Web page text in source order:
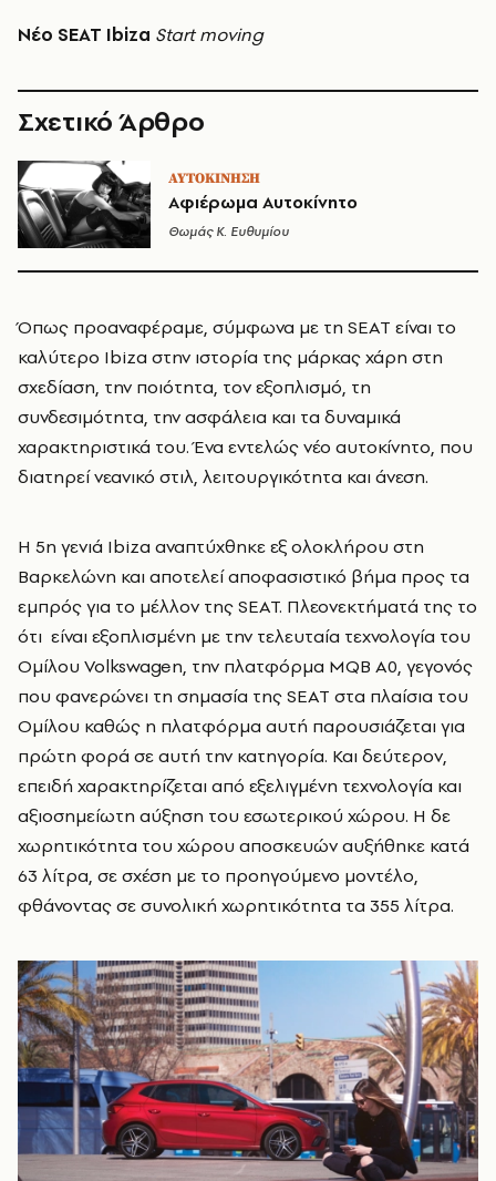
Nέο SEAT Ibiza Start moving
Σχετικό Άρθρο
ΑΥΤΟΚΙΝΗΣΗ
Αφιέρωμα Αυτοκίνητο
Θωμάς K. Ευθυμίου
Όπως προαναφέραμε, σύμφωνα με τη SEAT είναι το
καλύτερο Ibiza στην ιστορία της μάρκας χάρη στη
σχεδίαση, την ποιότητα, τον εξοπλισμό, τη
συνδεσιμότητα, την ασφάλεια και τα δυναμικά
χαρακτηριστικά του. Ένα εντελώς νέο αυτοκίνητο, που
διατηρεί νεανικό στιλ, λειτουργικότητα και άνεση.
Η 5η γενιά Ibiza αναπτύχθηκε εξ ολοκλήρου στη
Βαρκελώνη και αποτελεί αποφασιστικό βήμα προς τα
εμπρός για το μέλλον της SEAT. Πλεονεκτήματά της το
ότι είναι εξοπλισμένη με την τελευταία τεχνολογία του
Ομίλου Volkswagen, την πλατφόρμα MQB A0, γεγονός
που φανερώνει τη σημασία της SEAT στα πλαίσια του
Ομίλου καθώς η πλατφόρμα αυτή παρουσιάζεται για
πρώτη φορά σε αυτή την κατηγορία. Και δεύτερον,
επειδή χαρακτηρίζεται από εξελιγμένη τεχνολογία και
αξιοσημείωτη αύξηση του εσωτερικού χώρου. Η δε
χωρητικότητα του χώρου αποσκευών αυξήθηκε κατά
63 λίτρα, σε σχέση με το προηγούμενο μοντέλο,
φθάνοντας σε συνολική χωρητικότητα τα 355 λίτρα.